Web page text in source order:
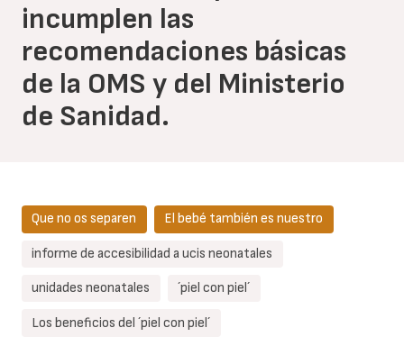
incumplen las
recomendaciones básicas
de la OMS y del Ministerio
de Sanidad.
Que no os separen El bebé también es nuestro
informe de accesibilidad a ucis neonatales
unidades neonatales ´piel con piel´
Los beneficios del ´piel con piel´